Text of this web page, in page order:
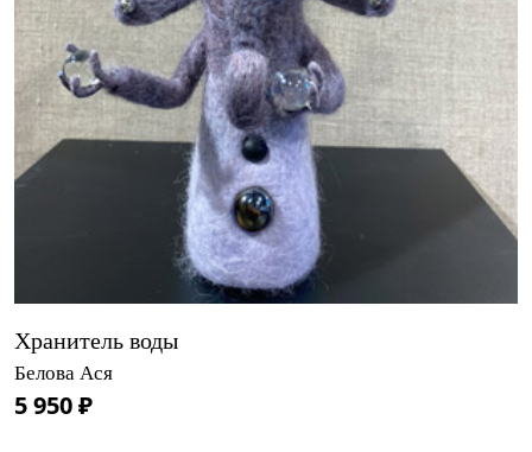
Хранитель воды
Белова Ася
5 950 ₽